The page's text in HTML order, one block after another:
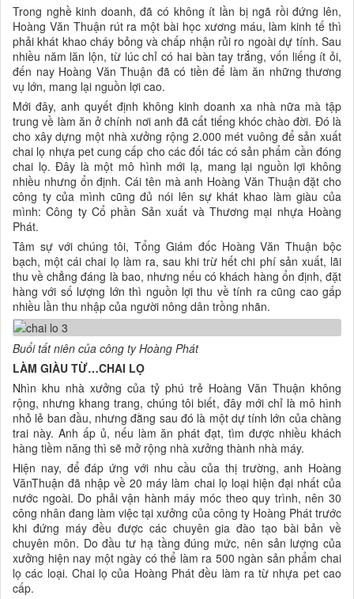
Trong nghề kinh doanh, đã có không ít lần bị ngã rồi đứng lên,
Hoàng Văn Thuận rút ra một bài học xương máu, làm kinh tế thì
phải khát khao cháy bỏng và chấp nhận rủi ro ngoài dự tính. Sau
nhiều năm lăn lộn, từ lúc chỉ có hai bàn tay trắng, vốn liếng ít ỏi,
đến nay Hoàng Văn Thuận đã có tiền để làm ăn những thương
vụ lớn, mang lại nguồn lợi cao.
Mới đây, anh quyết định không kinh doanh xa nhà nữa mà tập
trung về làm ăn ở chính nơi anh đã cất tiếng khóc chào đời. Đó là
cho xây dựng một nhà xưởng rộng 2.000 mét vuông để sản xuất
chai lọ nhựa pet cung cấp cho các đối tác có sản phẩm cần đóng
chai lọ. Đây là một mô hình mới lạ, mang lại nguồn lợi không
nhiều nhưng ổn định. Cái tên mà anh Hoàng Văn Thuận đặt cho
công ty của mình cũng đủ nói lên sự khát khao làm giàu của
mình: Công ty Cổ phần Sản xuất và Thương mại nhựa Hoàng
Phát.
Tâm sự với chúng tôi, Tổng Giám đốc Hoàng Văn Thuận bộc
bạch, một cái chai lọ làm ra, sau khi trừ hết chi phí sản xuất, lãi
thu về chẳng đáng là bao, nhưng nếu có khách hàng ổn định, đặt
hàng với số lượng lớn thì nguồn lợi thu về tính ra cũng cao gấp
nhiều lần thu nhập của người nông dân trồng nhãn.
Buổi tất niên của công ty Hoàng Phát
LÀM GIÀU TỪ…CHAI LỌ
Nhìn khu nhà xưởng của tỷ phú trẻ Hoàng Văn Thuận không
rộng, nhưng khang trang, chúng tôi biết, đây mới chỉ là mô hình
nhỏ lẻ ban đầu, nhưng đằng sau đó là một dự tính lớn của chàng
trai này. Anh ấp ủ, nếu làm ăn phát đạt, tìm được nhiều khách
hàng tiềm năng thì sẽ mở rộng nhà xưởng thành nhà máy.
Hiện nay, để đáp ứng với nhu cầu của thị trường, anh Hoàng
VănThuận đã nhập về 20 máy làm chai lọ loại hiện đại nhất của
nước ngoài. Do phải vận hành máy móc theo quy trình, nên 30
công nhân đang làm việc tại xưởng của công ty Hoàng Phát trước
khi đứng máy đều được các chuyên gia đào tạo bài bản về
chuyên môn. Do đầu tư hạ tầng đúng mức, nên sản lượng của
xưởng hiện nay một ngày có thể làm ra 500 ngàn sản phẩm chai
lọ các loại. Chai lọ của Hoàng Phát đều làm ra từ nhựa pet cao
cấp.